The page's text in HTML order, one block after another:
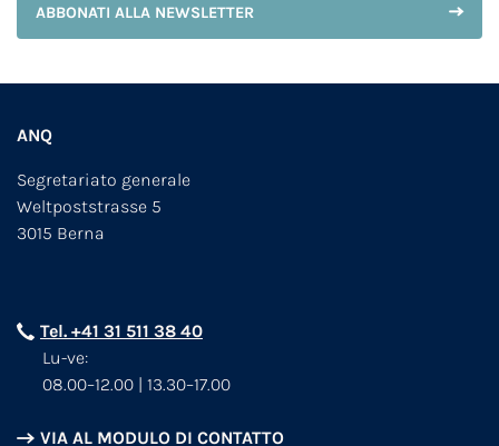
ABBONATI ALLA NEWSLETTER
ANQ
Segretariato generale
Weltpoststrasse 5
3015 Berna
Tel. +41 31 511 38 40
Lu-ve:
08.00–12.00 | 13.30–17.00
VIA AL MODULO DI CONTATTO